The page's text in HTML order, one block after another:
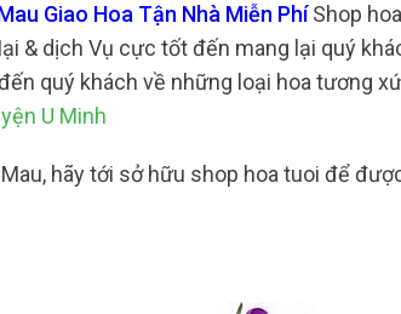
Giao Hoa Tận Nhà Miễn PhíShop
& dịch Vụ cực tốt đến mang lại quý
quý khách về những loại hoa tương
U Minh
hãy tới sở hữu shop hoa tuoi để